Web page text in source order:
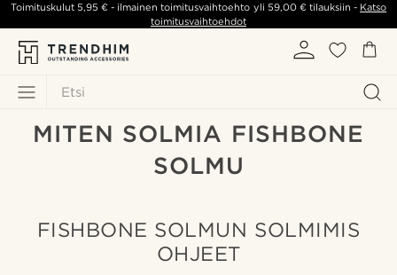
Etsi
Toimituskulut5,95 € - ilmainen toimitusvaihtoehto yli 59,00 €tilauksiin - Katso
toimitusvaihtoehdot
MITEN SOLMIA FISHBONE
SOLMU
FISHBONE SOLMUN SOLMIMIS
OHJEET